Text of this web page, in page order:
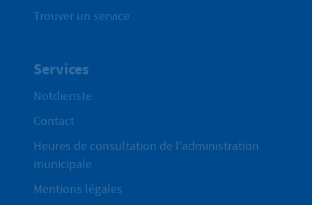
Trouver un service
Services
Notdienste
Contact
Heures de consultation de l'administration
municipale
Mentions légales